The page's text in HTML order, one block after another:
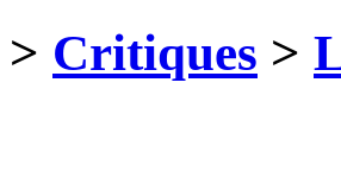
> Critiques >